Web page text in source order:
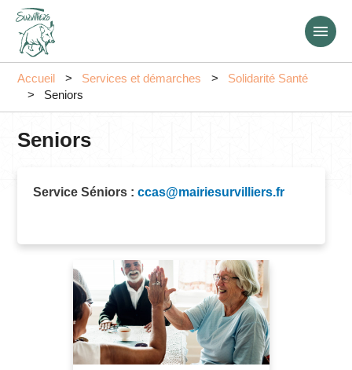
Accueil Services et démarches
Solidarité Santé
Seniors
Seniors
Service Séniors :ccas@mairiesurvilliers.fr